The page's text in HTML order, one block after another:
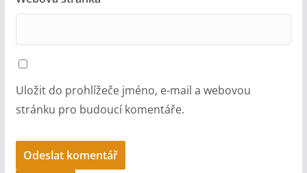
Uložit do prohlížeče jméno, e-mail a webovou
stránku pro budoucí komentáře.